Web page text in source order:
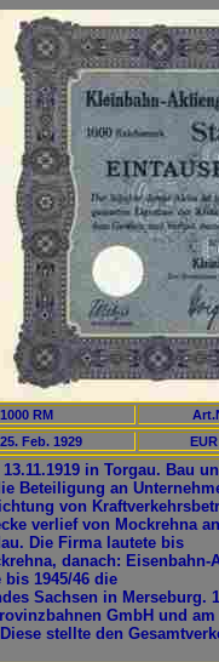
1000 RM
25. Feb. 1929
in Torgau. Bau
Beteiligung an
von
verlief von Mockrehna
Die Firma lautete bis
danach: Eisenbahn-
1945/46 die
Sachsen in Merseburg.
GmbH und am
stellte den